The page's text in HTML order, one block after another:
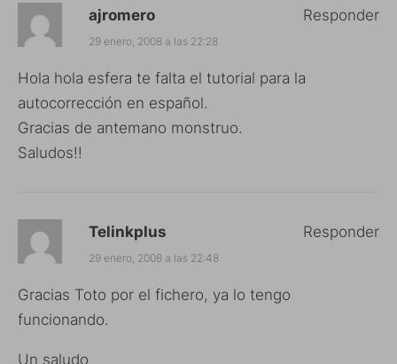
ajromero
29 enero, 2008 a las 22:28
Hola hola esfera te falta el tutorial para la
autocorrección en español.
Gracias de antemano monstruo.
Saludos!!
Responder
Telinkplus
29 enero, 2008 a las 22:48
Gracias Toto por el fichero, ya lo tengo
funcionando.
Un saludo
Responder